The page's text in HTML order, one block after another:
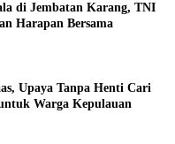
di Jembatan Karang, TNI
Harapan Bersama
Upaya Tanpa Henti Cari
Warga Kepulauan